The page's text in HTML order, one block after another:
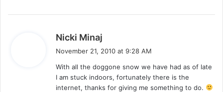
Nicki Minaj
s
:
November 21, 2010 at 9:28 AM
With all the doggone snow we have had as of late
I am stuck indoors, fortunately there is the
internet, thanks for giving me something to do.